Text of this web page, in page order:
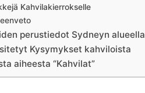
Kahvilakierrokselle
perustiedot Sydneyn alueella
Kysymykset kahviloista
aiheesta “Kahvilat”